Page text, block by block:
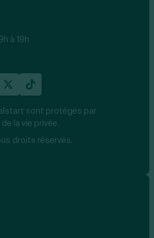
à 19h
sont protégés par
la vie privée.
droits réservés.